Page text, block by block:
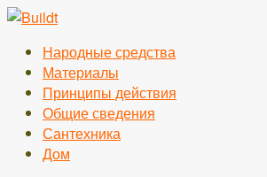
Перейти
контентуНародные средства
Материалы
Принципы действия
Общие сведения
Сантехника
Дом